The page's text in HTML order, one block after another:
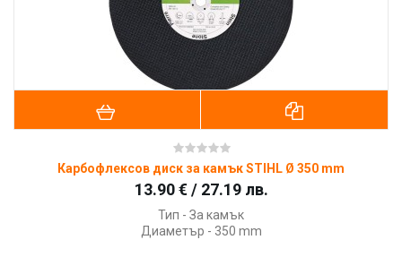
Карбофлексов диск за камък STIHL Ø 350 mm
13.90 € / 27.19 лв.
Тип - За камък
Диаметър - 350 mm